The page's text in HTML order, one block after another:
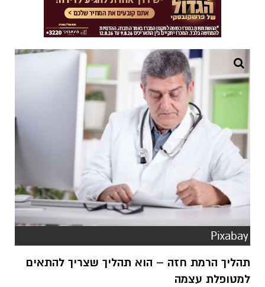
Pixabay
תהליך הרמת חזה – הוא תהליך שצריך להתאים
למטופלת עצמה